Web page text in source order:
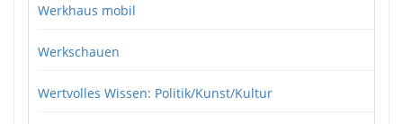
Werkhaus mobil
Werkschauen
Wertvolles Wissen: Politik/Kunst/Kultur